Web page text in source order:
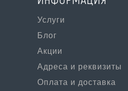
Услуги
Адреса и реквизиты
Оплата и доставка
Блог
Акции